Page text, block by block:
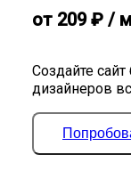
Создайте
дизайнеров
от 209₽ /